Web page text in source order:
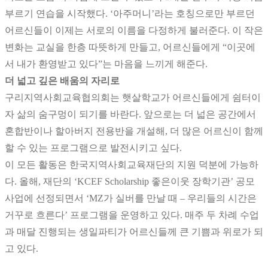
부르기 연습을 시작했다. ‘아주머니’라는 호칭으로만 부르던
어르신들이 이제는 서로의 이름을 다정하게 불러준다. 이 작은
변화는 교실을 한층 따뜻하게 만들고, 어르신들에게 “이곳에
서 내가 환영받고 있다”는 마음을 느끼게 해준다.
더 넓고 깊은 배움의 자리로
구리지역사회교육협의회는 햇살학교가 어르신들에게 쉼터이
자 삶의 숨구멍이 되기를 바란다. 앞으로는 더 넓은 공간에서
혼합반이나 할아버지 전용반을 개설해, 더 많은 어르신이 함께
할 수 있는 프로그램으로 발전시키고 싶다.
이 모든 활동은 한국지역사회교육재단의 지원 덕분에 가능하
다. 올해, 재단의 ‘KCEF Scholarship 좋은이웃 장학기관’ 공모
사업에 선정되면서 ‘MZ가 실버를 만날 때 – 우리들의 시간은
거꾸로 흐른다’ 프로그램을 운영하고 있다. 매주 두 차례 수업
과 매달 진행되는 생일파티가 어르신들께 큰 기쁨과 위로가 되
고 있다.